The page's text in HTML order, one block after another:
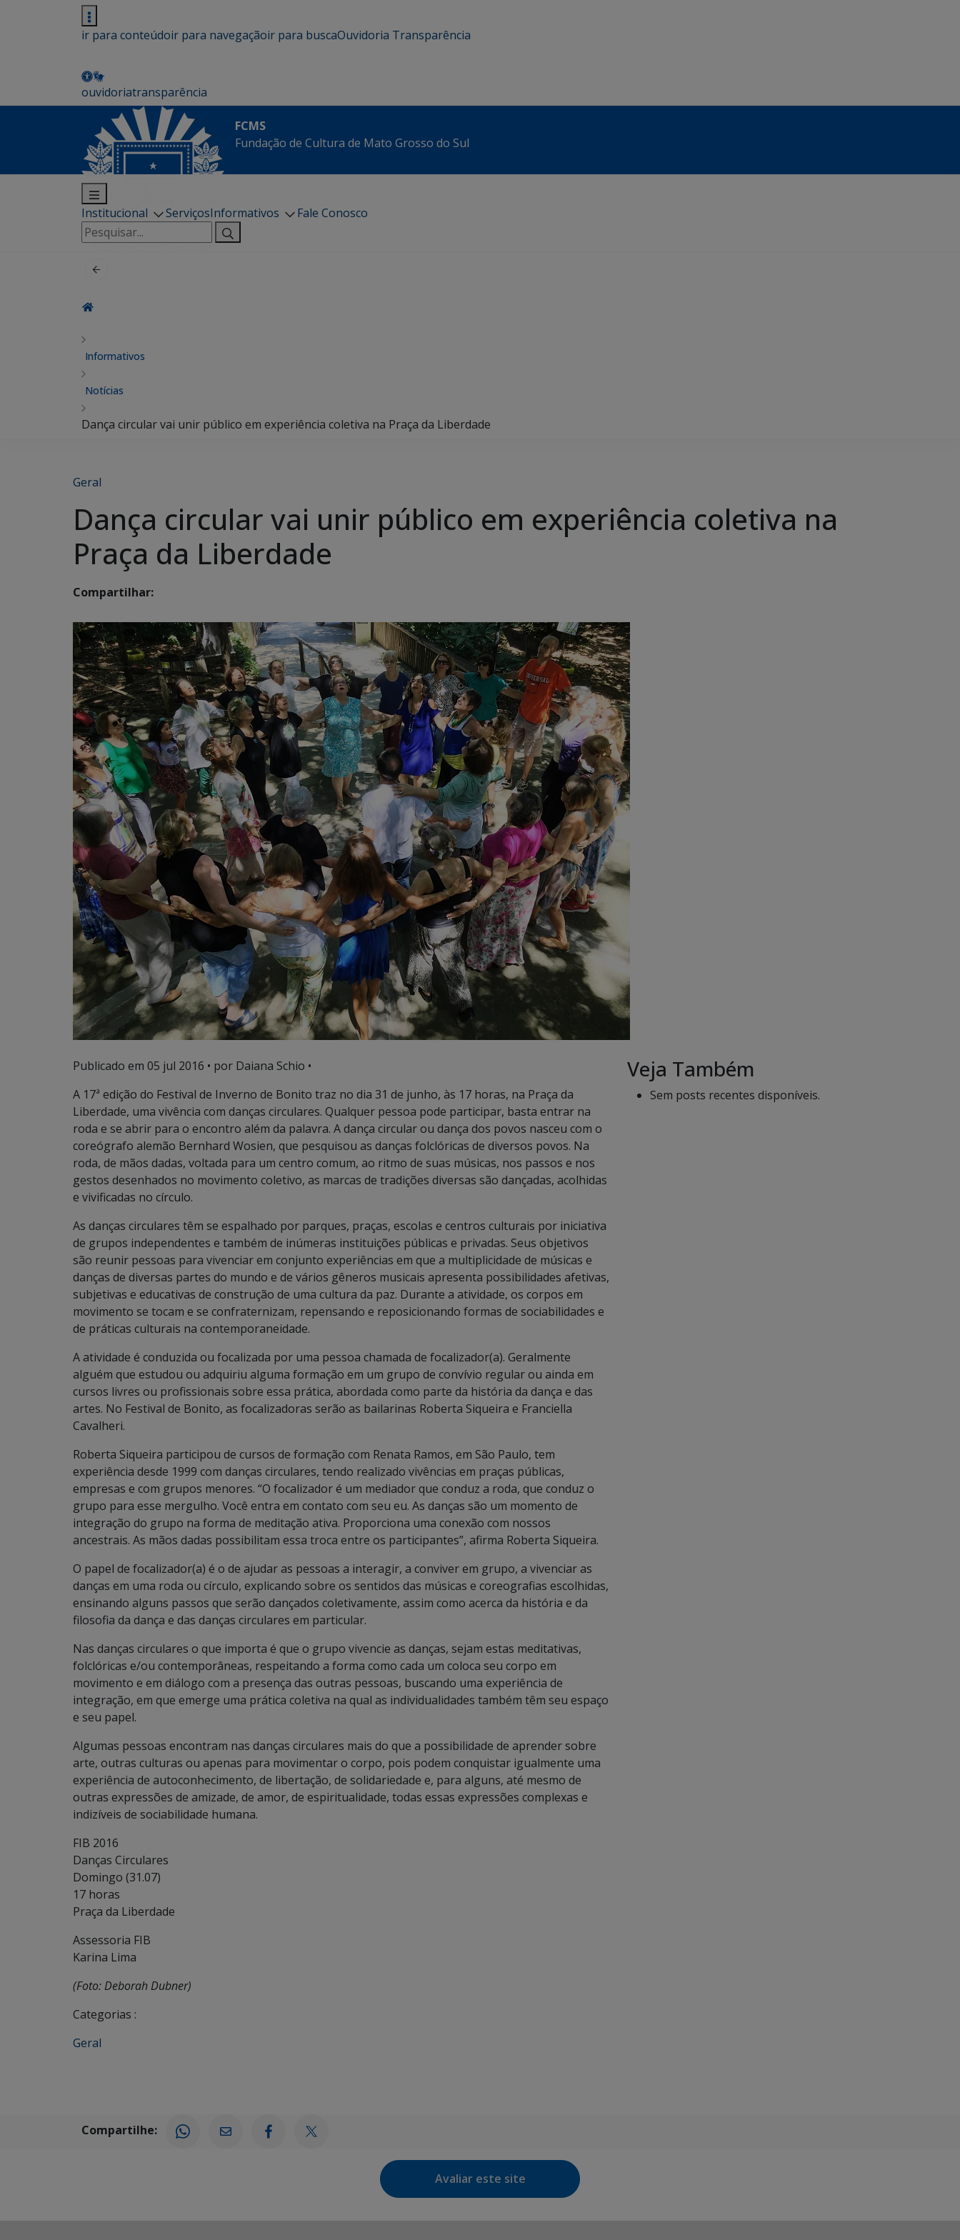
ir para conteúdoir para navegaçãoir para buscaOuvidoria Transparência
ouvidoriatransparência
FCMS
Fundação de Cultura de Mato Grosso do Sul
Institucional ServiçosInformativos
Fale Conosco
Pesquisar
por:
Informativos
Notícias
Dança circular vai unir público em experiência coletiva na Praça da Liberdade
Geral
Dança circular vai unir público em experiência coletiva na
Praça da Liberdade
Compartilhar:
Publicado em 05 jul 2016 • por Daiana Schio •
A 17ª edição do Festival de Inverno de Bonito traz no dia 31 de junho, às 17 horas, na Praça da
Liberdade, uma vivência com danças circulares. Qualquer pessoa pode participar, basta entrar na
roda e se abrir para o encontro além da palavra. A dança circular ou dança dos povos nasceu com o
coreógrafo alemão Bernhard Wosien, que pesquisou as danças folclóricas de diversos povos. Na
roda, de mãos dadas, voltada para um centro comum, ao ritmo de suas músicas, nos passos e nos
gestos desenhados no movimento coletivo, as marcas de tradições diversas são dançadas, acolhidas
e vivificadas no círculo.
As danças circulares têm se espalhado por parques, praças, escolas e centros culturais por iniciativa
de grupos independentes e também de inúmeras instituições públicas e privadas. Seus objetivos
são reunir pessoas para vivenciar em conjunto experiências em que a multiplicidade de músicas e
danças de diversas partes do mundo e de vários gêneros musicais apresenta possibilidades afetivas,
subjetivas e educativas de construção de uma cultura da paz. Durante a atividade, os corpos em
movimento se tocam e se confraternizam, repensando e reposicionando formas de sociabilidades e
de práticas culturais na contemporaneidade.
A atividade é conduzida ou focalizada por uma pessoa chamada de focalizador(a). Geralmente
alguém que estudou ou adquiriu alguma formação em um grupo de convívio regular ou ainda em
cursos livres ou profissionais sobre essa prática, abordada como parte da história da dança e das
artes. No Festival de Bonito, as focalizadoras serão as bailarinas Roberta Siqueira e Franciella
Cavalheri.
Roberta Siqueira participou de cursos de formação com Renata Ramos, em São Paulo, tem
experiência desde 1999 com danças circulares, tendo realizado vivências em praças públicas,
empresas e com grupos menores. “O focalizador é um mediador que conduz a roda, que conduz o
grupo para esse mergulho. Você entra em contato com seu eu. As danças são um momento de
integração do grupo na forma de meditação ativa. Proporciona uma conexão com nossos
ancestrais. As mãos dadas possibilitam essa troca entre os participantes”, afirma Roberta Siqueira.
O papel de focalizador(a) é o de ajudar as pessoas a interagir, a conviver em grupo, a vivenciar as
danças em uma roda ou círculo, explicando sobre os sentidos das músicas e coreografias escolhidas,
ensinando alguns passos que serão dançados coletivamente, assim como acerca da história e da
filosofia da dança e das danças circulares em particular.
Nas danças circulares o que importa é que o grupo vivencie as danças, sejam estas meditativas,
folclóricas e/ou contemporâneas, respeitando a forma como cada um coloca seu corpo em
movimento e em diálogo com a presença das outras pessoas, buscando uma experiência de
integração, em que emerge uma prática coletiva na qual as individualidades também têm seu espaço
e seu papel.
Algumas pessoas encontram nas danças circulares mais do que a possibilidade de aprender sobre
arte, outras culturas ou apenas para movimentar o corpo, pois podem conquistar igualmente uma
experiência de autoconhecimento, de libertação, de solidariedade e, para alguns, até mesmo de
outras expressões de amizade, de amor, de espiritualidade, todas essas expressões complexas e
indizíveis de sociabilidade humana.
FIB 2016
Danças Circulares
Domingo (31.07)
17 horas
Praça da Liberdade
Assessoria FIB
Karina Lima
(Foto: Deborah Dubner)
Categorias :
Geral
Veja Também
Sem posts recentes disponíveis.
Compartilhe:
Avaliar este site